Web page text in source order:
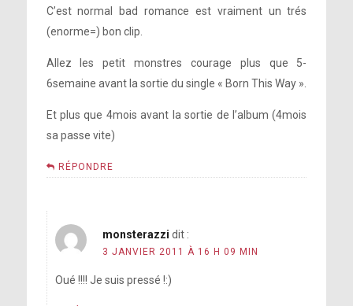
C’est normal bad romance est vraiment un trés
(enorme=) bon clip.
Allez les petit monstres courage plus que 5-
6semaine avant la sortie du single « Born This Way ».
Et plus que 4mois avant la sortie de l’album (4mois
sa passe vite)
RÉPONDRE
monsterazzi dit :
3 JANVIER 2011 À 16 H 09 MIN
Oué !!!! Je suis pressé !:)